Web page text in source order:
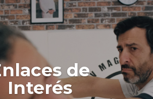
de
Interés